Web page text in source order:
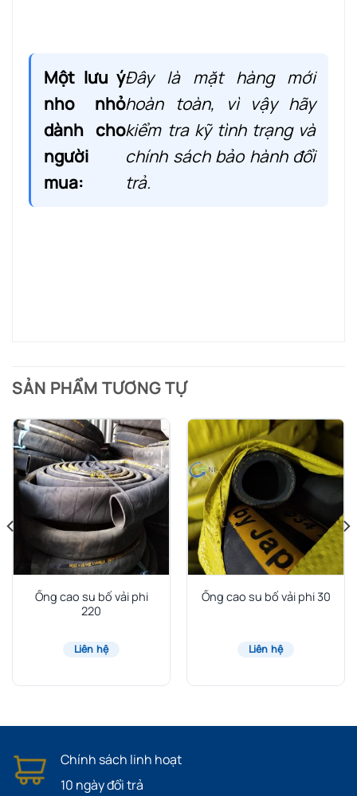
Một lưu ý
nho nhỏ
dành cho
người
mua:
Đây là mặt hàng mới
hoàn toàn, vì vậy hãy
kiểm tra kỹ tình trạng và
chính sách bảo hành đổi
trả.
SẢN PHẨM TƯƠNG TỰ
Ống cao su bố vải phi
220
Liên hệ
Ống cao su bố vải phi 30
Liên hệ
Chính sách linh hoạt
10 ngày đổi trả